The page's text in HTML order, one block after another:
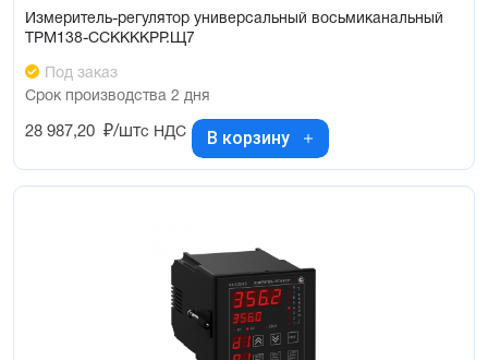
Измеритель-регулятор универсальный восьмиканальный
ТРМ138-ССККККРР.Щ7
Под заказ
Срок производства 2 дня
28 987,20 ₽/штс НДС В корзину